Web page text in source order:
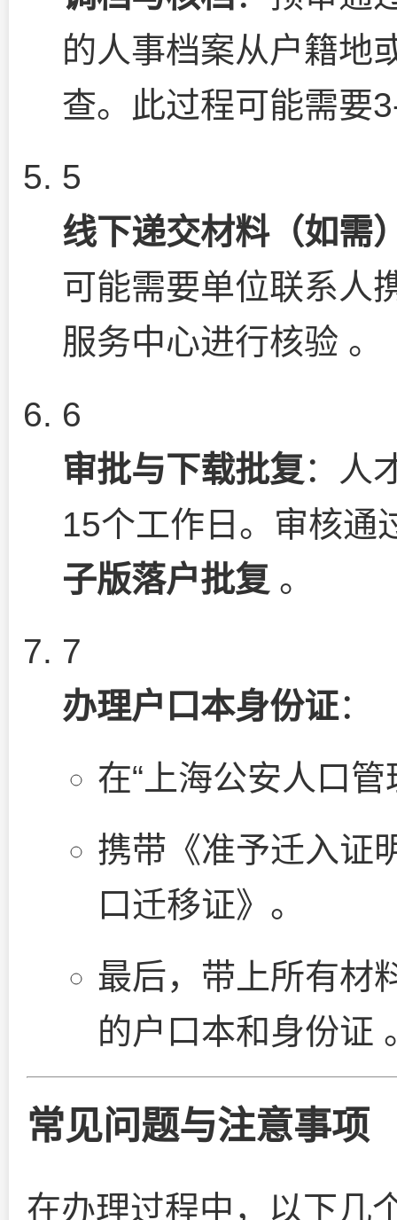
的人事档案从户籍地
查。此过程可能需要
5
线下递交材料（如需
可能需要单位联系人
服务中心进行核验 。
6
审批与下载批复：人
15个工作日。审核通
子版落户批复 。
7
办理户口本身份证：
在“上海公安人口
携带《准予迁入证
口迁移证》。
最后，带上所有材
的户口本和身份证
常见问题与注意事项
在办理过程中，以下几